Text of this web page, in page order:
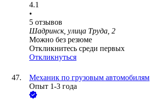
4.1
•
5 отзывов
Шадринск, улица Труда, 2
Можно без резюме
Откликнитесь среди первых
Откликнуться
Механик по грузовым автомобилям
Опыт 1-3 года